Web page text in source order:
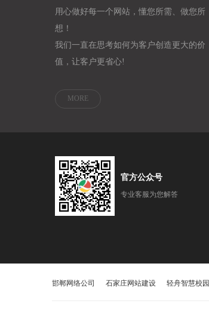
用心做好每一个网站，懂您所需、做您所
想！
我们一直在思考如何为客户创造更大的价
值，让客户更省心!
MORE
官方公众号
专业客服为您解答
邯郸网络公司 石家庄网站建设 轻舟智慧校园